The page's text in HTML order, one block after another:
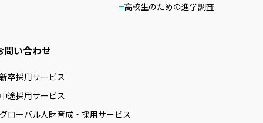
高校生のための進学調査
問い合わせ
卒採用サービス
途採用サービス
ローバル人財育成・採用サービス